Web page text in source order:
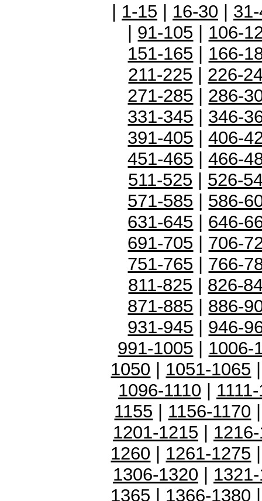
| 1-15 | 16-30 |
| 91-105 | 106-
151-165 | 166-
211-225 | 226-
271-285 | 286-
331-345 | 346-
391-405 |406-
451-465 |466-
511-525 | 526-
571-585 | 586-
631-645 | 646-
691-705 | 706-
751-765 | 766-
811-825 | 826-
871-885 | 886-
931-945 | 946-
991-1005 | 1006-
1050 | 1051-1065
1096-1110 |
1155 | 1156-1170
1201-1215 |
1260 | 1261-1275
1306-1320 |
1365 | 1366-1380